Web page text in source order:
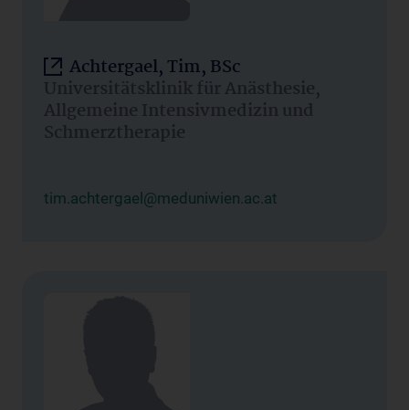
Achtergael, Tim, BSc
Universitätsklinik für Anästhesie,
Allgemeine Intensivmedizin und
Schmerztherapie
tim.achtergael@meduniwien.ac.at